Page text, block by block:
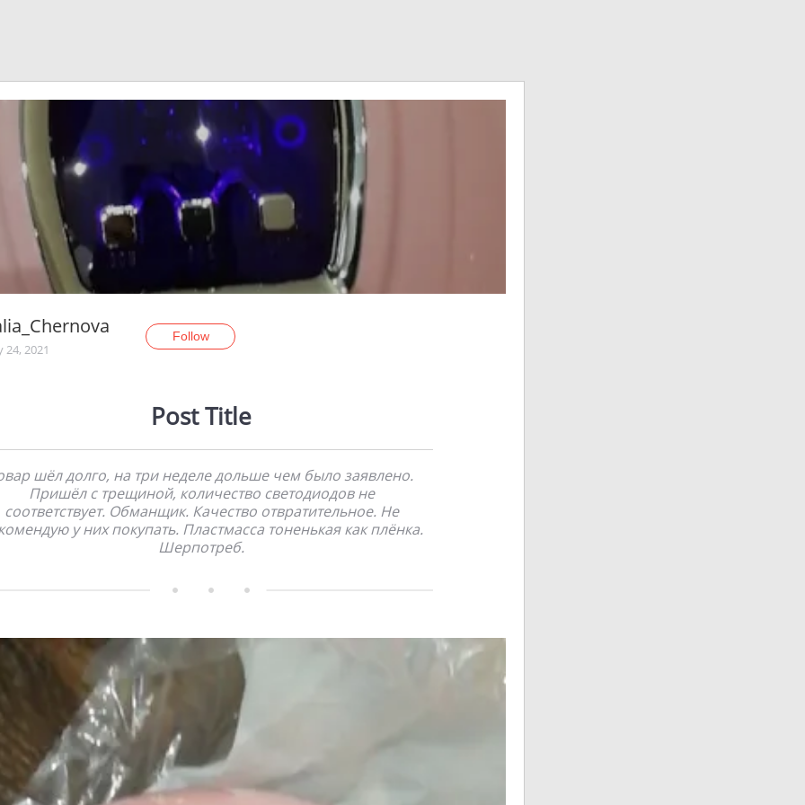
24, 2021
Follow
Post Title
шёл долго, на три неделе дольше чем было заявлено.
Пришёл с трещиной, количество светодиодов не
соответствует. Обманщик. Качество отвратительное. Не
у них покупать. Пластмасса тоненькая как плёнка.
Шерпотреб.